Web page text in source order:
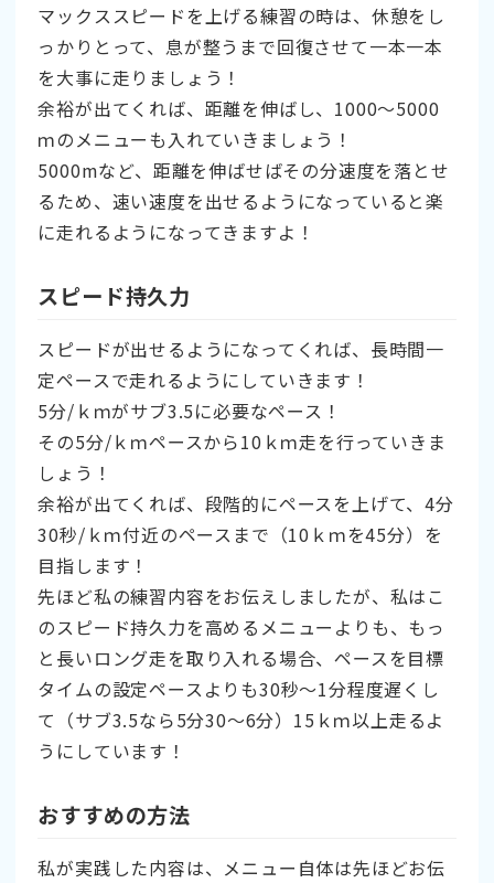
マックススピードを上げる練習の時は、休憩をし
っかりとって、息が整うまで回復させて一本一本
を大事に走りましょう！
余裕が出てくれば、距離を伸ばし、1000～5000
ｍのメニューも入れていきましょう！
5000mなど、距離を伸ばせばその分速度を落とせ
るため、速い速度を出せるようになっていると楽
に走れるようになってきますよ！
スピード持久力
スピードが出せるようになってくれば、長時間一
定ペースで走れるようにしていきます！
5分/ｋｍがサブ3.5に必要なペース！
その5分/ｋｍペースから10ｋｍ走を行っていきま
しょう！
余裕が出てくれば、段階的にペースを上げて、4分
30秒/ｋｍ付近のペースまで（10ｋｍを45分）を
目指します！
先ほど私の練習内容をお伝えしましたが、私はこ
のスピード持久力を高めるメニューよりも、もっ
と長いロング走を取り入れる場合、ペースを目標
タイムの設定ペースよりも30秒～1分程度遅くし
て（サブ3.5なら5分30～6分）15ｋｍ以上走るよ
うにしています！
おすすめの方法
私が実践した内容は、メニュー自体は先ほどお伝